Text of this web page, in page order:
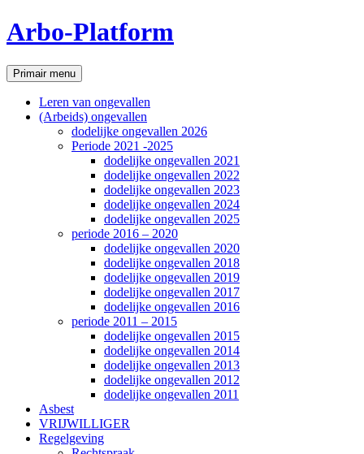
Ga
naar
inhoud
Arbo-Platform
Zoeken
Primair menu
Leren van ongevallen
(Arbeids) ongevallen
dodelijke ongevallen 2026
Periode 2021 -2025
dodelijke ongevallen 2021
dodelijke ongevallen 2022
dodelijke ongevallen 2023
dodelijke ongevallen 2024
dodelijke ongevallen 2025
periode 2016 – 2020
dodelijke ongevallen 2020
dodelijke ongevallen 2018
dodelijke ongevallen 2019
dodelijke ongevallen 2017
dodelijke ongevallen 2016
periode 2011 – 2015
dodelijke ongevallen 2015
dodelijke ongevallen 2014
dodelijke ongevallen 2013
dodelijke ongevallen 2012
dodelijke ongevallen 2011
Asbest
VRIJWILLIGER
Regelgeving